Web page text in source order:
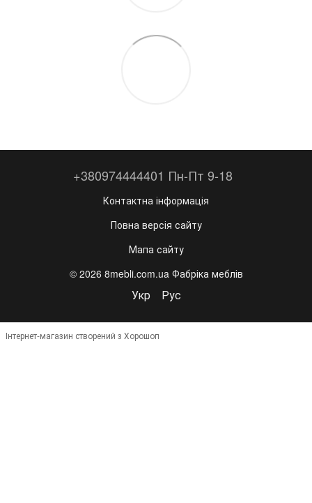
+380974444401 Пн-Пт 9-18
Контактна інформація
Повна версія сайту
Мапа сайту
© 2026 8mebli.com.ua Фабріка меблів
Укр Рус
Інтернет-магазин створений з Хорошоп